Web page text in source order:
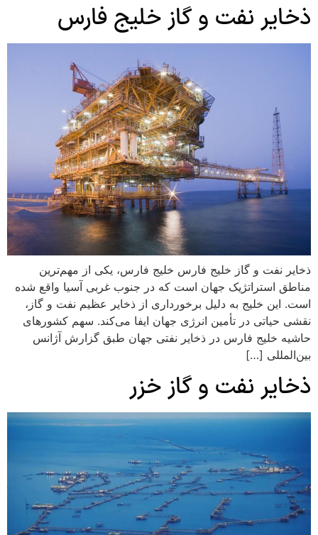
ذخایر نفت و گاز خلیج فارس
ذخایر نفت و گاز خلیج فارس خلیج فارس، یکی از مهم‌ترین
مناطق استراتژیک جهان است که در جنوب غربی آسیا واقع شده
است. این خلیج به دلیل برخورداری از ذخایر عظیم نفت و گاز،
نقشی حیاتی در تأمین انرژی جهان ایفا می‌کند. سهم کشورهای
حاشیه خلیج فارس در ذخایر نفتی جهان طبق گزارش آژانس
بین‌المللی […]
ذخایر نفت و گاز خزر